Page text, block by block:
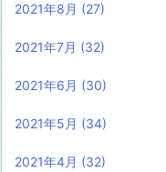
2021年8月 (27)
2021年7月 (32)
2021年6月 (30)
2021年5月 (34)
2021年4月 (32)